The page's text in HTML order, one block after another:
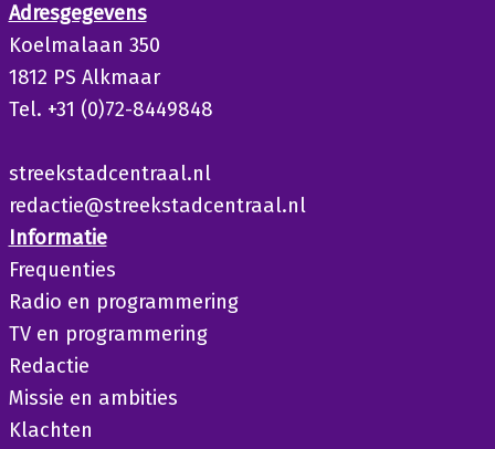
Adresgegevens
Koelmalaan 350
1812 PS Alkmaar
Tel. +31 (0)72-8449848
streekstadcentraal.nl
redactie@streekstadcentraal.nl
Informatie
Frequenties
Radio en programmering
TV en programmering
Redactie
Missie en ambities
Klachten